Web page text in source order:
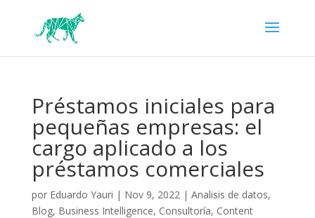
Préstamos iniciales para
pequeñas empresas: el
cargo aplicado a los
préstamos comerciales
por Eduardo Yauri | Nov 9, 2022| Analisis de datos,
Blog, Business Intelligence, Consultoría, Content